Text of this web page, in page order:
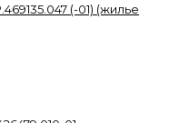
(-01) (жилье